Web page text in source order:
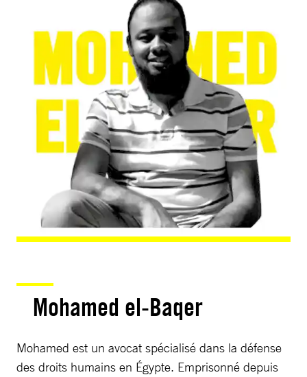
Mohamed el-Baqer
Mohamed est un avocat spécialisé dans la défense
des droits humains en Égypte. Emprisonné depuis